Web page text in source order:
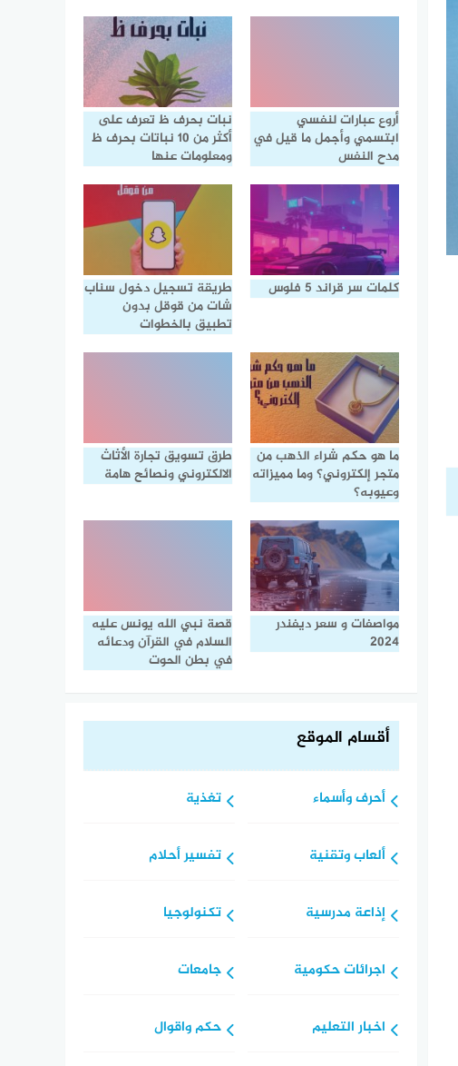
أروع عبارات لنفسي
ابتسمي وأجمل ما قيل في
مدح النفس
نبات بحرف ظ تعرف على
أكثر من 10 نباتات بحرف ظ
ومعلومات عنها
كلمات سر قراند 5 فلوس
طريقة تسجيل دخول سناب
شات من قوقل بدون
تطبيق بالخطوات
ما هو حكم شراء الذهب من
متجر إلكتروني؟ وما مميزاته
وعيوبه؟
طرق تسويق تجارة الأثاث
الالكتروني ونصائح هامة
مواصفات و سعر ديفندر
2024
قصة نبي الله يونس عليه
السلام في القرآن ودعائه
في بطن الحوت
أقسام الموقع
أحرف وأسماء
ألعاب وتقنية
إذاعة مدرسية
اجرائات حكومية
اخبار التعليم
تغذية
تفسير أحلام
تكنولوجيا
جامعات
حكم واقوال